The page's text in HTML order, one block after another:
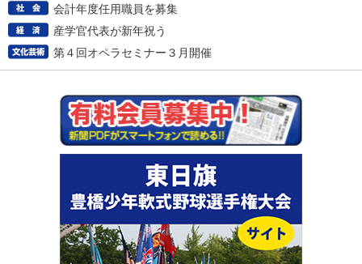
会計年度任用職員を募集
産学官代表が新年祝う
第４回オペラセミナー３月開催